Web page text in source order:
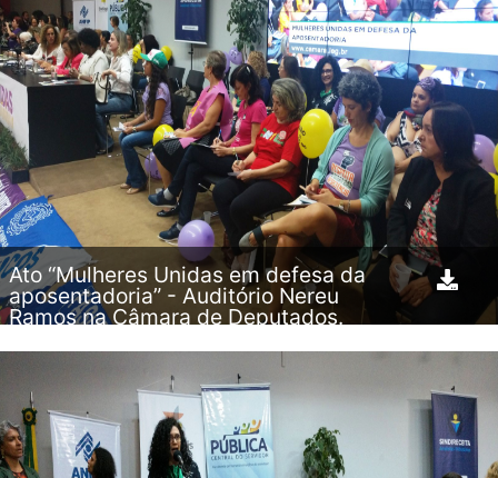
Ato “Mulheres Unidas em defesa da
aposentadoria” - Auditório Nereu
Ramos na Câmara de Deputados.